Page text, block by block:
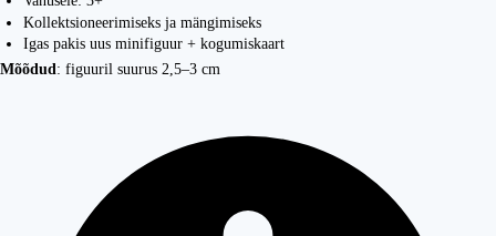
Kollektsioneerimiseks ja mängimiseks
Igas pakis uus minifiguur + kogumiskaart
Mõõdud: figuuril suurus 2,5–3 cm